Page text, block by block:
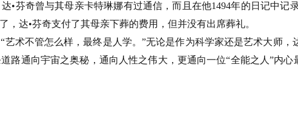
•芬奇曾与其母亲卡特琳娜有过通信，而且在他1494年的日记中
达•芬奇支付了其母亲下葬的费用，但并没有出席葬礼。
术不管怎么样，最终是人学。”无论是作为科学家还是艺术大师
路通向宇宙之奥秘，通向人性之伟大，更通向一位“全能之人”内